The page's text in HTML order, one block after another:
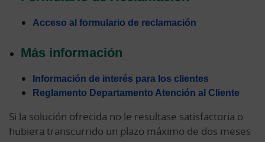
Acceso al formulario de reclamación
Más información
Información de interés para los clientes
Reglamento Departamento Atención al Cliente
Si la solución ofrecida no le resultase satisfactoria o
hubiera transcurrido un plazo máximo de dos meses